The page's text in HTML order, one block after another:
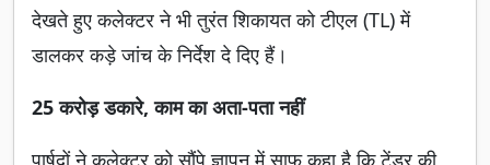
देखते हुए कलेक्टर ने भी तुरंत शिकायत को टीएल (TL) में
डालकर कड़े जांच के निर्देश दे दिए हैं।
25 करोड़ डकारे, काम का अता-पता नहीं